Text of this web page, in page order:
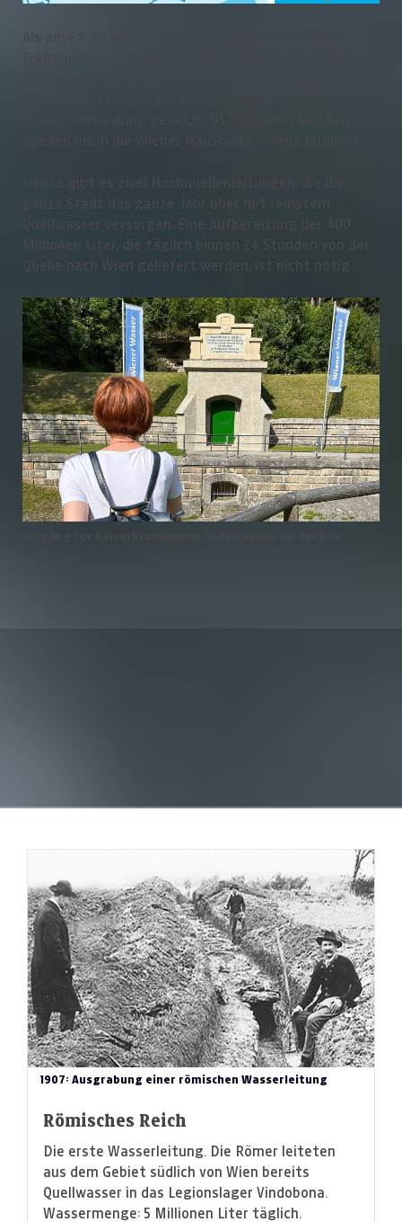
ganze Stadt das ganze Jahr über mit reinstem
Quellwasser versorgen. Eine Aufbereitung der 400
Millionen Liter, die täglich binnen 24 Stunden von der
Quelle nach Wien geliefert werden, ist nicht nötig.
Die Geschichte der Wiener
Wasserversorgung
1907: Ausgrabung einer römischen Wasserleitung
Römisches Reich
Die erste Wasserleitung. Die Römer leiteten
aus dem Gebiet südlich von Wien bereits
Quellwasser in das Legionslager Vindobona.
Wassermenge: 5 Millionen Liter täglich.